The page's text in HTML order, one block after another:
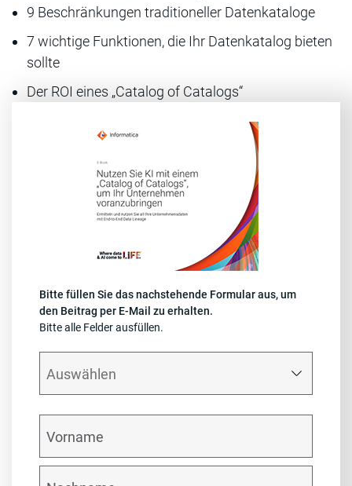
9 Beschränkungen traditioneller Datenkataloge
7 wichtige Funktionen, die Ihr Datenkatalog bieten
sollte
Der ROI eines „Catalog of Catalogs“
Bitte füllen Sie das nachstehende Formular aus, um
den Beitrag per E-Mail zu erhalten.
Bitte alle Felder ausfüllen.